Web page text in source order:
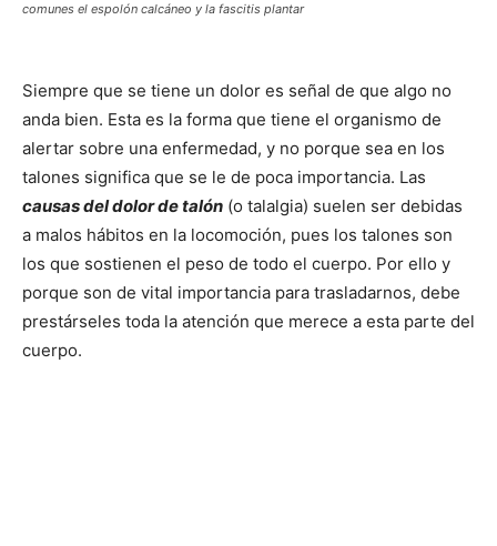
comunes el espolón calcáneo y la fascitis plantar
Siempre que se tiene un dolor es señal de que algo no
anda bien. Esta es la forma que tiene el organismo de
alertar sobre una enfermedad, y no porque sea en los
talones significa que se le de poca importancia. Las
causas del dolor de talón (o talalgia) suelen ser debidas
a malos hábitos en la locomoción, pues los talones son
los que sostienen el peso de todo el cuerpo. Por ello y
porque son de vital importancia para trasladarnos, debe
prestárseles toda la atención que merece a esta parte del
cuerpo.